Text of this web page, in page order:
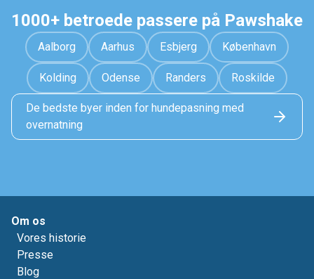
1000+ betroede passere på Pawshake
Aalborg Aarhus Esbjerg København
Kolding Odense Randers Roskilde
De bedste byer inden for hundepasning med
overnatning
Om os
Vores historie
Presse
Blog